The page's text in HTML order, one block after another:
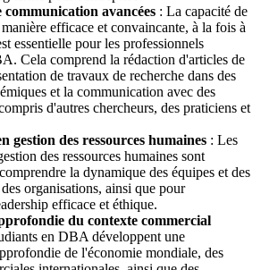
communication avancées : La capacité de
efficace et convaincante, à la fois à
essentielle pour les professionnels
Cela comprend la rédaction d'articles de
de travaux de recherche dans des
et la communication avec des
d'autres chercheurs, des praticiens et
gestion des ressources humaines : Les
des ressources humaines sont
la dynamique des équipes et des
organisations, ainsi que pour
efficace et éthique.
du contexte commercial
en DBA développent une
de l'économie mondiale, des